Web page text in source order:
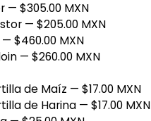
— $305.00 MXN
— $205.00 MXN
— $460.00 MXN
— $260.00 MXN
de Maíz — $17.00 MXN
de Harina — $17.00 MXN